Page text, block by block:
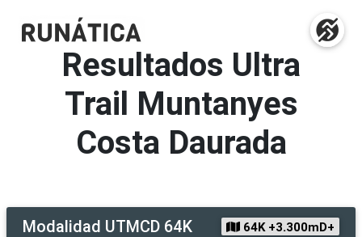
Resultados Ultra
Trail Muntanyes
Costa Daurada
Modalidad UTMCD 64K 64K +3.300mD+